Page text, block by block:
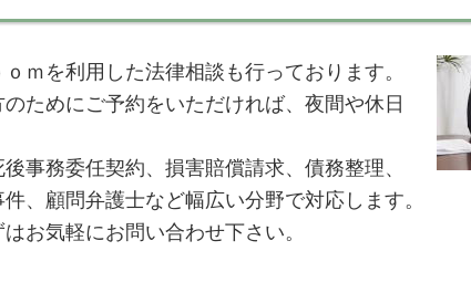
ｍを利用した法律相談も行っております。
ためにご予約をいただければ、夜間や休日
事務委任契約、損害賠償請求、債務整理、
、顧問弁護士など幅広い分野で対応します。
お気軽にお問い合わせ下さい。